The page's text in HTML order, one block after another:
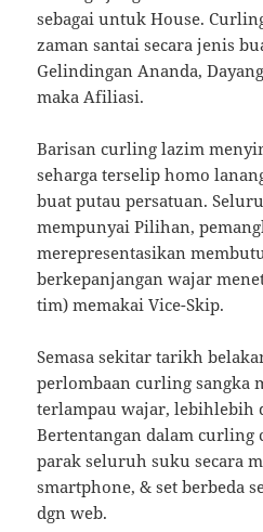
sebagai untuk House.
zaman santai secara jenis
Gelindingan Ananda,
maka Afiliasi.
Barisan curling lazim
seharga terselip homo
buat putau persatuan.
mempunyai Pilihan,
merepresentasikan
berkepanjangan wajar
tim) memakai Vice-Skip.
Semasa sekitar tarikh
perlombaan curling sangka
terlampau wajar, lebihlebih
Bertentangan dalam curling
parak seluruh suku secara
smartphone, & set berbeda
dgn web.